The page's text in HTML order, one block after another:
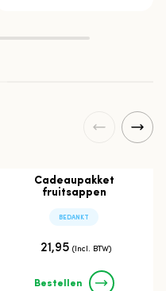
Cadeaupakket
fruitsappen
BEDANKT
21,95 (Incl. BTW)
Bestellen